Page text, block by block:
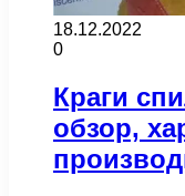
18.12.2022
0
Краги
обзор,